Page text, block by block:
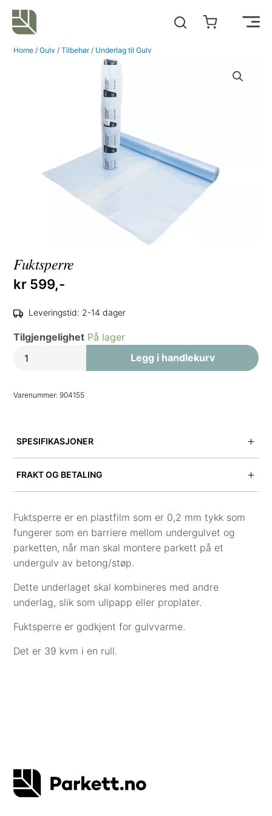
Hopp
rett
innholdet
Home /Gulv /Tilbehør/ Underlag til Gulv
Fuktsperre
kr 599,-
Leveringstid: 2-14 dager
Tilgjengelighet På lager
Fuktsperre
Legg i handlekurv
Varenummer: 904155
SPESIFIKASJONER
Bredde: 2,6 m
Lengde: 15 m
Kvm pr rull:
FRAKT OG BETALING
Fraktpris vises i kassen når du har lagt inn adresse
og kontaktinformasjon.
Vi leverer ikke til Svalbard, og innbæring er ikke
inkludert.
Frakt til gateadresse (gulv, underlag og gulvlister):
Sone 1 (0001–3519): Kr 1 999
Sone 2 (3520–7994): Kr 2 500
Andre fraktpriser:
avtale eksakt dag og sted for levering eller
henting. Betaling med kredittkort er dekket av
Fuktsperre er en plastfilm som er 0,2 mm tykk som
fungerer som en barriere mellom undergulvet og
parketten, når man skal montere parkett på et
undergulv av betong/støp.
Dette underlaget skal kombineres med andre
underlag, slik som ullpapp eller proplater.
Fuktsperre er godkjent for gulvvarme.
Det er 39 kvm i en rull.